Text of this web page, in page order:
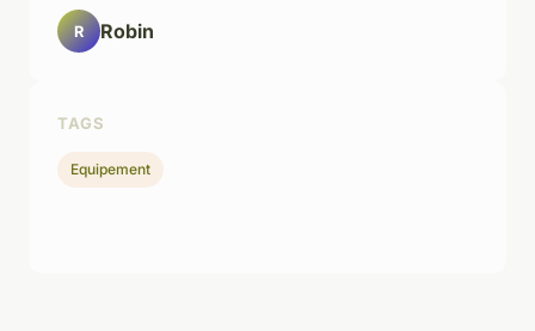
R Robin
TAGS
Equipement